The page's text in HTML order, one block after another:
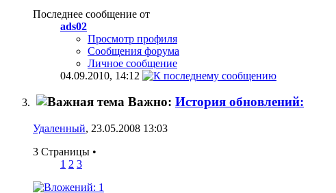
Последнее сообщение от
ads02
Просмотр профиля
Сообщения форума
Личное сообщение
04.09.2010, 14:12
Важно: История обновлений:
Удаленный, 23.05.2008 13:03
3 Страницы •
1 2 3